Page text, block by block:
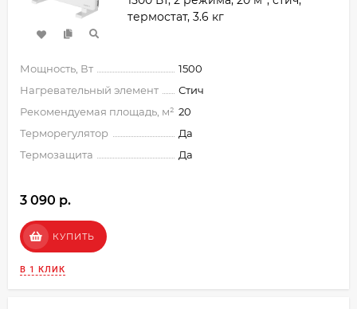
термостат, 3.6 кг
Мощность, Вт
1500
Нагревательный элемент
Стич
Рекомендуемая площадь, м² 20
Терморегулятор
Да
Термозащита
Да
3 090 p.
КУПИТЬ
В 1 КЛИК